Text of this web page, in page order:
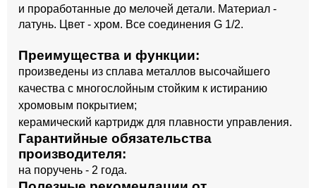
и проработанные до мелочей детали. Материал -
латунь. Цвет - хром. Все соединения G 1/2.
Преимущества и функции:
произведены из сплава металлов высочайшего
качества с многослойным стойким к истиранию
хромовым покрытием;
керамический картридж для плавности управления.
Гарантийные обязательства
производителя:
на поручень - 2 года.